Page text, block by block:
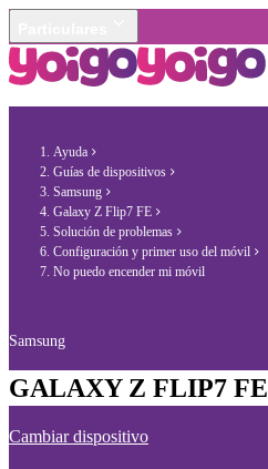
Ayuda
Guías de dispositivos
Samsung
Galaxy Z Flip7 FE
Solución de problemas
Configuración y primer uso del móvil
No puedo encender mi móvil
Samsung
GALAXY Z FLIP7 FE
Cambiar dispositivo